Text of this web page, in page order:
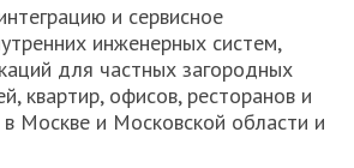
и сервисное
инженерных систем,
для частных загородных
квартир, офисов, ресторанов и
в Москве и Московской области и